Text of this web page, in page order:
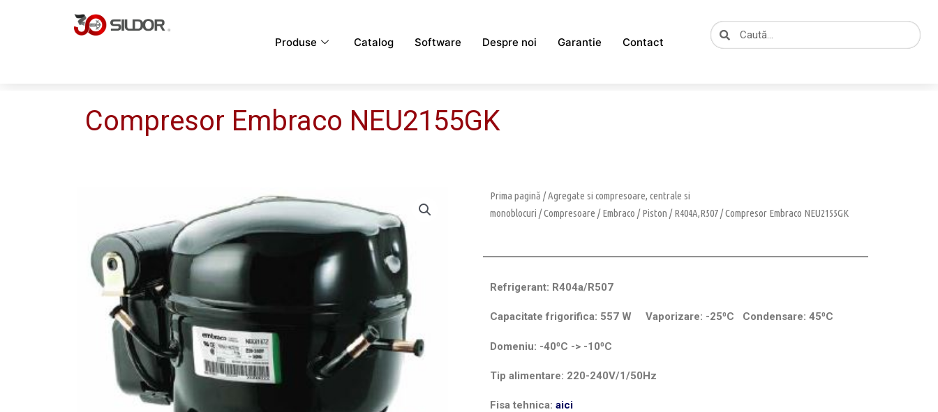
Produse Catalog Software Despre noi Garantie Contact
CautăCaută
Compresor Embraco NEU2155GK
Prima pagină /Agregate si compresoare, centrale si
monoblocuri /Compresoare /Embraco /Piston /R404A,R507/ Compresor Embraco NEU2155GK
Refrigerant: R404a/R507
Capacitate frigorifica: 557 W Vaporizare: -25⁰C Condensare: 45⁰C
Domeniu: -40⁰C -> -10⁰C
Tip alimentare: 220-240V/1/50Hz
Fisa tehnica: aici